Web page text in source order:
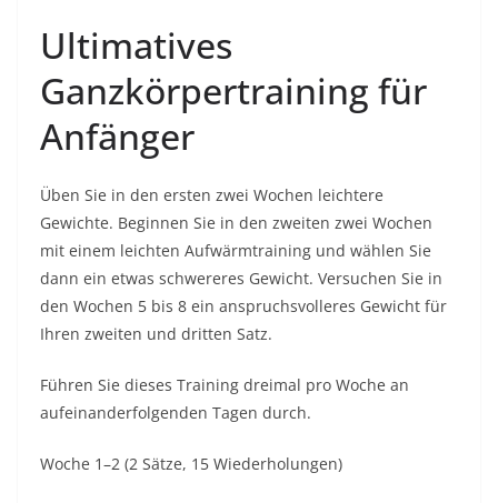
Ultimatives
Ganzkörpertraining für
Anfänger
Üben Sie in den ersten zwei Wochen leichtere
Gewichte. Beginnen Sie in den zweiten zwei Wochen
mit einem leichten Aufwärmtraining und wählen Sie
dann ein etwas schwereres Gewicht. Versuchen Sie in
den Wochen 5 bis 8 ein anspruchsvolleres Gewicht für
Ihren zweiten und dritten Satz.
Führen Sie dieses Training dreimal pro Woche an
aufeinanderfolgenden Tagen durch.
Woche 1–2 (2 Sätze, 15 Wiederholungen)